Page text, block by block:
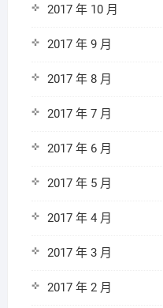
2017 年 10 月
2017 年 9 月
2017 年 8 月
2017 年 7 月
2017 年 6 月
2017 年 5 月
2017 年 4 月
2017 年 3 月
2017 年 2 月